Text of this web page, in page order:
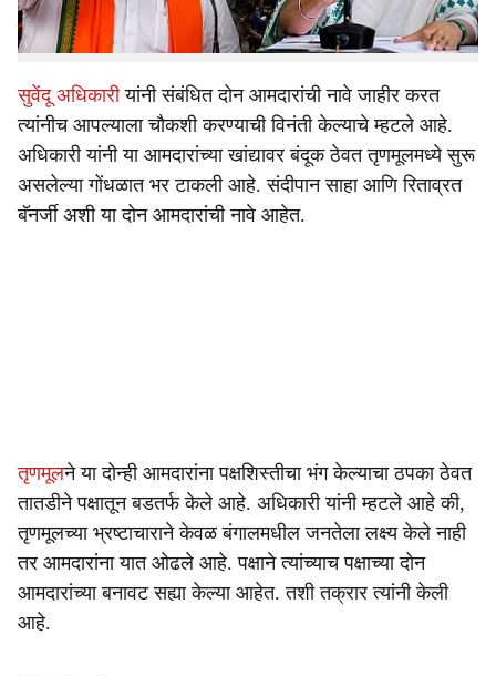
करण्यात आला आहे.
सुवेंदू अधिकारीयांनी संबंधित दोन आमदारांची नावे जाहीर करत
त्यांनीच आपल्याला चौकशी करण्याची विनंती केल्याचे म्हटले आहे.
अधिकारी यांनी या आमदारांच्या खांद्यावर बंदूक ठेवत तृणमूलमध्ये सुरू
असलेल्या गोंधळात भर टाकली आहे. संदीपान साहा आणि रिताव्रत
बॅनर्जी अशी या दोन आमदारांची नावे आहेत.
तृणमूलने या दोन्ही आमदारांना पक्षशिस्तीचा भंग केल्याचा ठपका ठेवत
तातडीने पक्षातून बडतर्फ केले आहे. अधिकारी यांनी म्हटले आहे की,
तृणमूलच्या भ्रष्टाचाराने केवळ बंगालमधील जनतेला लक्ष्य केले नाही
तर आमदारांना यात ओढले आहे. पक्षाने त्यांच्याच पक्षाच्या दोन
आमदारांच्या बनावट सह्या केल्या आहेत. तशी तक्रार त्यांनी केली
आहे.